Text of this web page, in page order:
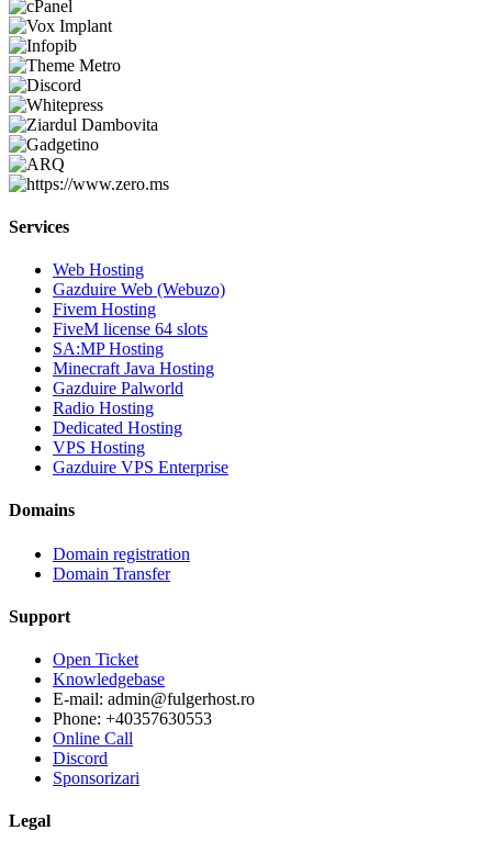
Services
Web Hosting
Gazduire Web (Webuzo)
Fivem Hosting
FiveM license 64 slots
SA:MP Hosting
Minecraft Java Hosting
Gazduire Palworld
Radio Hosting
Dedicated Hosting
VPS Hosting
Gazduire VPS Enterprise
Domains
Domain registration
Domain Transfer
Support
Open Ticket
Knowledgebase
E-mail: admin@fulgerhost.ro
Phone: +40357630553
Online Call
Discord
Sponsorizari
Legal